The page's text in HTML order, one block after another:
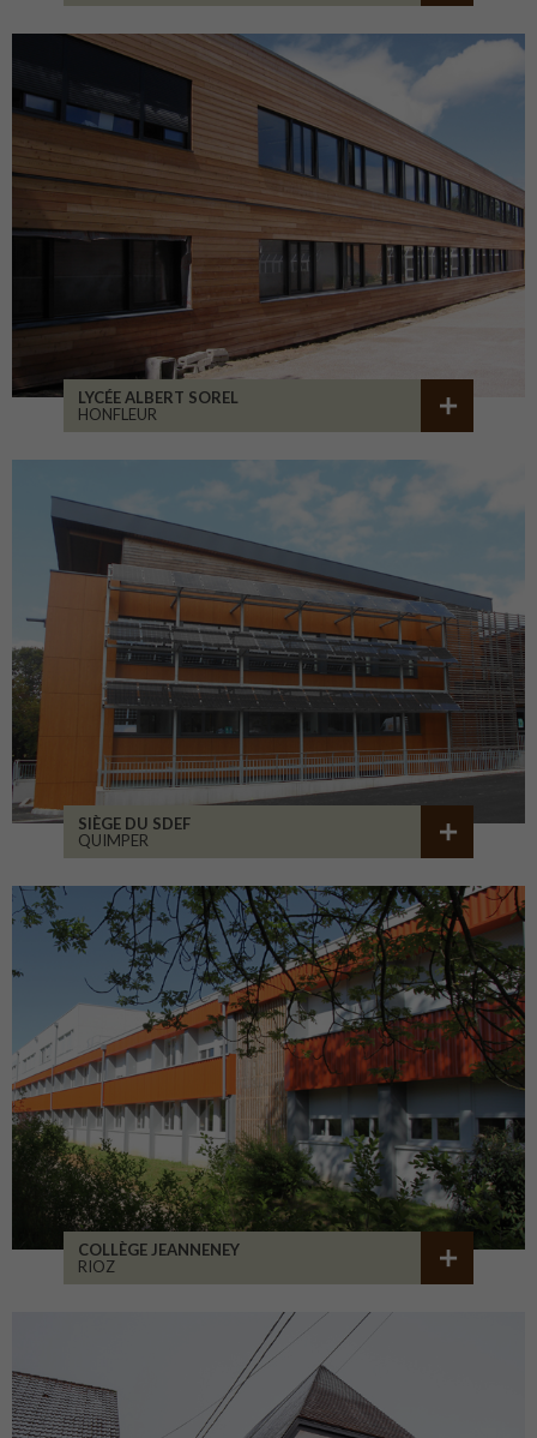
LYCÉE ALBERT SOREL
HONFLEUR
SIÈGE DU SDEF
QUIMPER
COLLÈGE JEANNENEY
RIOZ